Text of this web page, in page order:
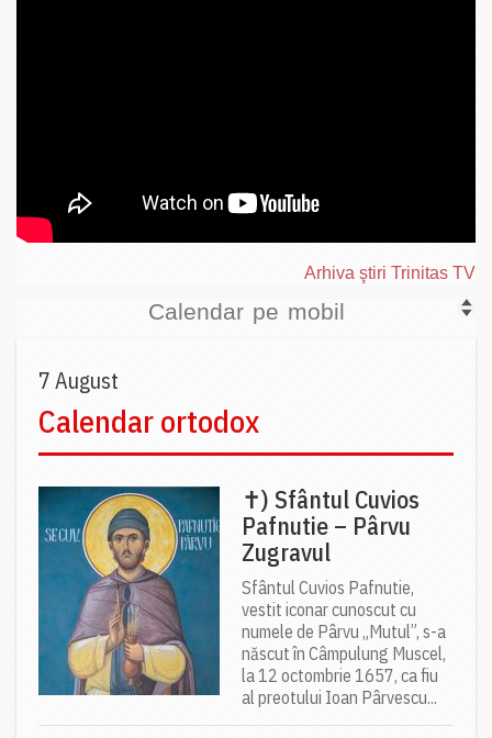
Arhiva ştiri Trinitas TV
Calendar pe mobil
7 August
Calendar ortodox
✝) Sfântul Cuvios
Pafnutie – Pârvu
Zugravul
Sfântul Cuvios Pafnutie,
vestit iconar cunoscut cu
numele de Pârvu „Mutul”, s-a
născut în Câmpulung Muscel,
la 12 octombrie 1657, ca fiu
al preotului Ioan Pârvescu...